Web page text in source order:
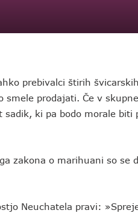
prebivalci štirih
smele prodajati. Če v
sadik, ki pa bodo morale
zakona o marihuani so se
Neuchatela pravi: